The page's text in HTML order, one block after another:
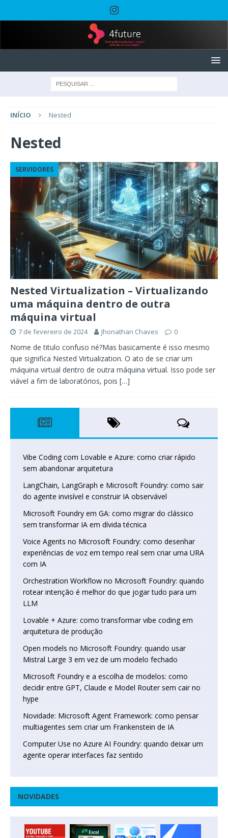
INÍCIO Nested
Nested
SERVIDORES
Nested Virtualization – Virtualizando
uma máquina dentro de outra
máquina virtual
7 de fevereiro de 2024 Jhonathan Chaves 0
Nome de titulo confuso né?Mas basicamente é isso mesmo
que significa Nested Virtualization. O ato de se criar um
máquina virtual dentro de outra máquina virtual. Isso pode ser
viável a fim de laboratórios, pois […]
Vibe Coding com Lovable e Azure: como criar rápido
sem abandonar arquitetura
LangChain, LangGraph e Microsoft Foundry: como sair
do agente invisível e construir IA observável
Microsoft Foundry em GA: como migrar do clássico
sem transformar IA em dívida técnica
Voice Agents no Microsoft Foundry: como desenhar
experiências de voz em tempo real sem criar uma URA
com IA
Orchestration Workflow no Microsoft Foundry: quando
rotear intenção é melhor do que jogar tudo para um
LLM
Lovable + Azure: como transformar vibe coding em
arquitetura de produção
Open models no Microsoft Foundry: quando usar
Mistral Large 3 em vez de um modelo fechado
Microsoft Foundry e a escolha de modelos: como
decidir entre GPT, Claude e Model Router sem cair no
hype
Novidade: Microsoft Agent Framework: como pensar
multiagentes sem criar um Frankenstein de IA
Computer Use no Azure AI Foundry: quando deixar um
agente operar interfaces faz sentido
NOVIDADES